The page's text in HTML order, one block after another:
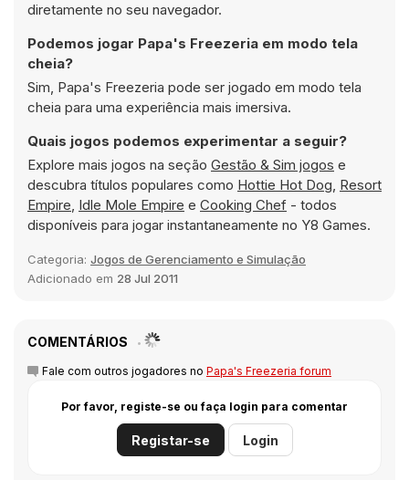
diretamente no seu navegador.
Podemos jogar Papa's Freezeria em modo tela
cheia?
Sim, Papa's Freezeria pode ser jogado em modo tela
cheia para uma experiência mais imersiva.
Quais jogos podemos experimentar a seguir?
Explore mais jogos na seção Gestão & Sim jogos e
descubra títulos populares como Hottie Hot Dog, Resort
Empire, Idle Mole Empire e Cooking Chef - todos
disponíveis para jogar instantaneamente no Y8 Games.
Categoria: Jogos de Gerenciamento e Simulação
Adicionado em 28 Jul 2011
COMENTÁRIOS
Fale com outros jogadores no Papa's Freezeria forum
Por favor, registe-se ou faça login para comentar
Registar-se Login